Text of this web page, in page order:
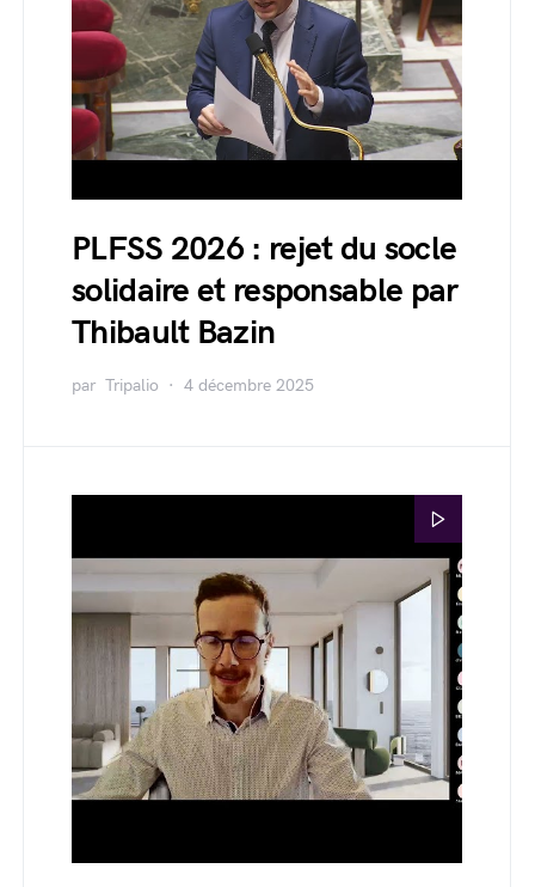
PLFSS 2026 : rejet du socle
solidaire et responsable par
Thibault Bazin
par Tripalio 4 décembre 2025